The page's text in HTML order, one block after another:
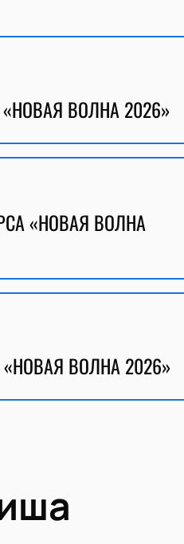
ВОЛНА 2026»
«НОВАЯ ВОЛНА
ВОЛНА 2026»